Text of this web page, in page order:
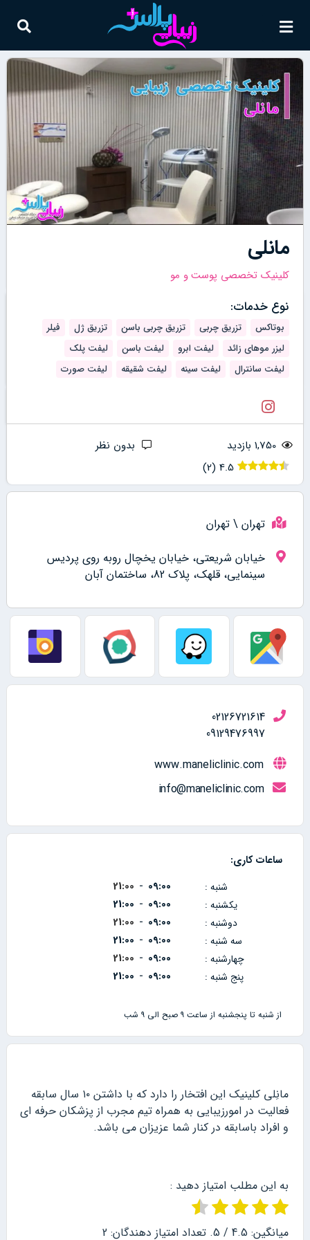
مانلی
کلینیک تخصصی پوست و مو
نوع خدمات:
بوتاکس تزریق چربی تزریق چربی باسن تزریق ژل
فیلر
لیزر موهای زائد
لیفت ابرو لیفت باسن
لیفت پلک
لیفت سانترال
لیفت سینه لیفت شقیقه لیفت صورت
1,750 بازدید
بدون نظر
4.5
(
2
)
تهران \ تهران
خیابان شریعتی، خیابان یخچال روبه روی پردیس
سینمایی، قلهک، پلاک 82، ساختمان آبان
02126721614
09129476997
www.maneliclinic.com
info@maneliclinic.com
ساعات کاری:
شنبه : 09:00
-
21:00
یکشنبه : 09:00
-
21:00
دوشنبه : 09:00
-
21:00
سه شنبه : 09:00
-
21:00
چهارشنبه : 09:00
-
21:00
پنج شنبه : 09:00
-
21:00
از شنبه تا پنجشنبه از ساعت ۹ صبح الی ۹ شب
مانِلی کلینیک این افتخار را دارد که با داشتن ۱۰ سال سابقه
فعالیت در امورزیبایی به همراه تیم مجرب از پزشکان حرفه ای
و افراد باسابقه در کنار شما عزیزان می باشد.
به این مطلب امتیاز دهید :
میانگین: 4.5 / 5. تعداد امتیاز دهندگان: 2